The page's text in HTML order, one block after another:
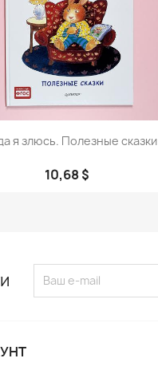
Просмотр
я злюсь. Полезные сказки
10,68 $